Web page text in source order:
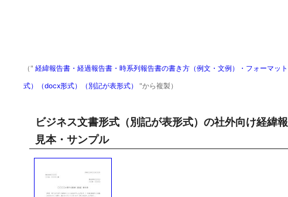
（" 経緯報告書・経過報告書・時系列報告書の書き方（例文・文例）・フォーマ
式）（docx形式）（別記が表形式）"から複製）
ビジネス文書形式（別記が表形式）の社外向け経緯
見本・サンプル